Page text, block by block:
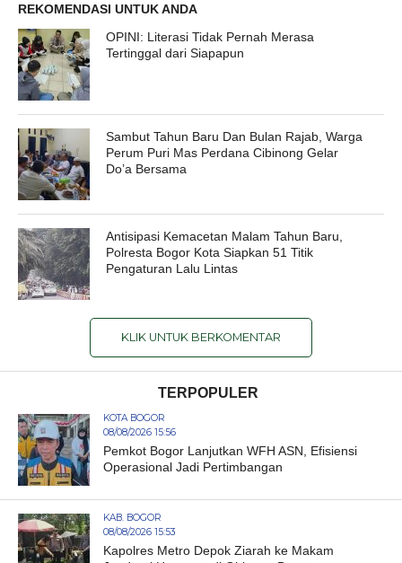
REKOMENDASI UNTUK ANDA
OPINI: Literasi Tidak Pernah Merasa
Tertinggal dari Siapapun
Sambut Tahun Baru Dan Bulan Rajab, Warga
Perum Puri Mas Perdana Cibinong Gelar
Do’a Bersama
Antisipasi Kemacetan Malam Tahun Baru,
Polresta Bogor Kota Siapkan 51 Titik
Pengaturan Lalu Lintas
KLIK UNTUK BERKOMENTAR
TERPOPULER
KOTA BOGOR
08/08/2026 15:56
Pemkot Bogor Lanjutkan WFH ASN, Efisiensi
Operasional Jadi Pertimbangan
KAB. BOGOR
08/08/2026 15:53
Kapolres Metro Depok Ziarah ke Makam